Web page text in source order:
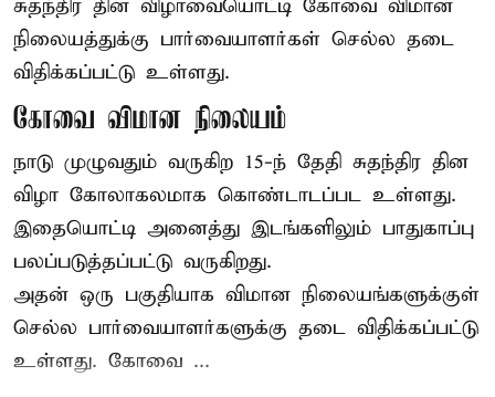
சுதந்திர தின விழாவையொட்டி கோவை விமான
நிலையத்துக்கு பார்வையாளர்கள் செல்ல தடை
விதிக்கப்பட்டு உள்ளது.
கோவை விமான நிலையம்
நாடு முழுவதும் வருகிற 15-ந் தேதி சுதந்திர தின
விழா கோலாகலமாக கொண்டாடப்பட உள்ளது.
இதையொட்டி அனைத்து இடங்களிலும் பாதுகாப்பு
பலப்படுத்தப்பட்டு வருகிறது.
அதன் ஒரு பகுதியாக விமான நிலையங்களுக்குள்
செல்ல பார்வையாளர்களுக்கு தடை விதிக்கப்பட்டு
உள்ளது. கோவை ...